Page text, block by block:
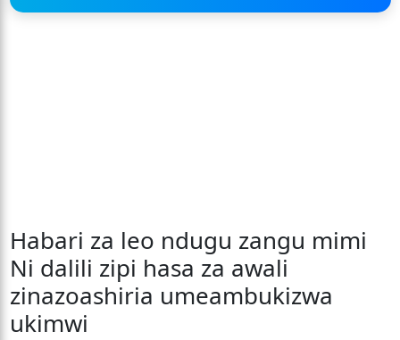
Habari za leo ndugu zangu mimi
Ni dalili zipi hasa za awali
zinazoashiria umeambukizwa
ukimwi